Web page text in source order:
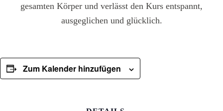
gesamten Körper und verlässt den Kurs entspannt,
ausgeglichen und glücklich.
Zum Kalender hinzufügen